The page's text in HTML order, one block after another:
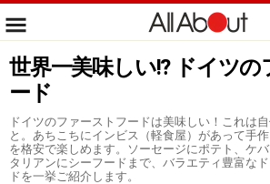
世界一美味しい!? ドイツの
ード
ドイツのファーストフードは美味しい！これは
と。あちこちにインビス（軽食屋）があって手
を格安で楽しめます。ソーセージにポテト、ケ
タリアンにシーフードまで、バラエティ豊富な
ドを一挙ご紹介します。